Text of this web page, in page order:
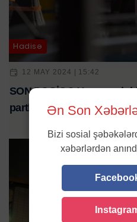
Hadisə
12 MAY 2024 | 15:42
SON
partlayış-ÖLƏN VƏ
Ən Son
Bizi sosial
xəbərlərdən